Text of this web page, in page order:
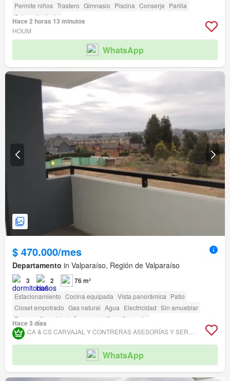
Permite niños Trastero Gimnasio Piscina Conserje Parilla
Sala polivalente
Hace 2 horas 13 minutos
HOUM
WhatsApp
$ 470.000/mes
Departamento in Valparaíso, Región de Valparaíso
3 2 76 m²
Estacionamiento Cocina equipada Vista panorámica Patio
Closet empotrado Gas natural Agua Electricidad Sin amueblar
Terraza
Seguridad Área para niños
Conserje
Acceso para personas con discapacidad
Hace 3 días
WhatsApp